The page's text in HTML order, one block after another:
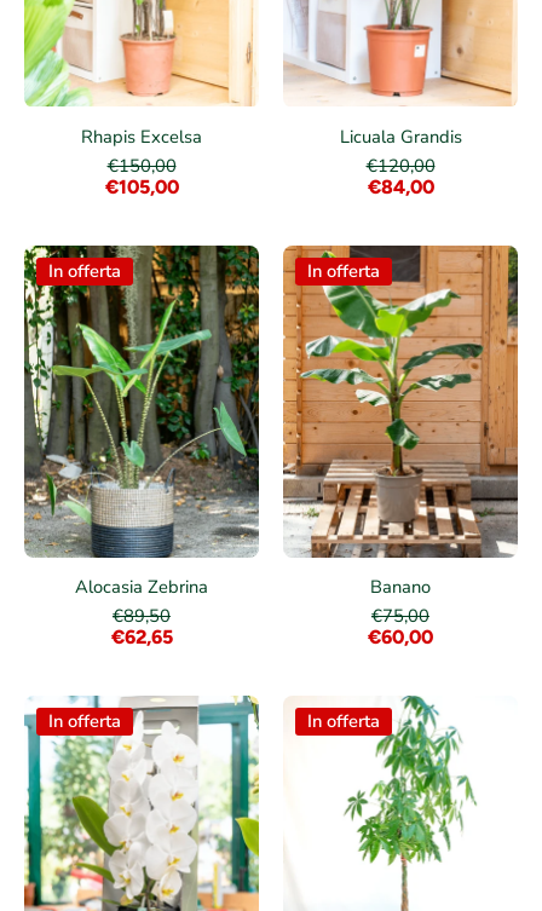
Rhapis Excelsa
€150,00
€105,00
Licuala Grandis
€120,00
€84,00
In offerta
Alocasia Zebrina
€89,50
€62,65
In offerta
Banano
€75,00
€60,00
In offerta In offerta